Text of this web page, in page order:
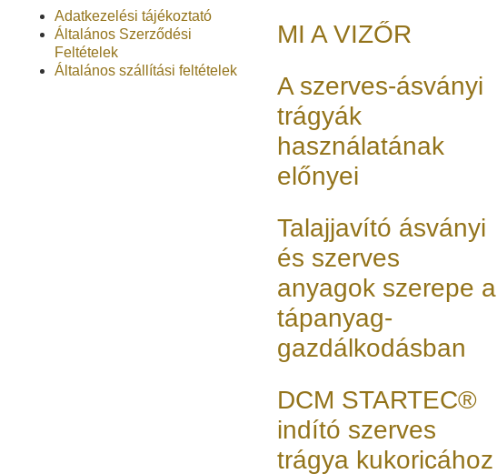
Adatkezelési tájékoztató
Általános Szerződési
Feltételek
Általános szállítási feltételek
MI A VIZŐR
A szerves-ásványi
trágyák
használatának
előnyei
Talajjavító ásványi
és szerves
anyagok szerepe a
tápanyag-
gazdálkodásban
DCM STARTEC®
indító szerves
trágya kukoricához